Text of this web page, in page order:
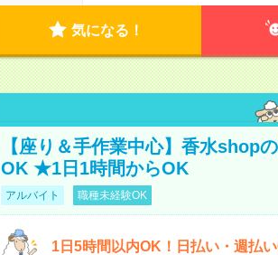
気になる！
【座り＆手作業中心】香水
OK ★1日1時間からOK
アルバイト 職種未経験OK
1日5時間以内OK！日払い・週払